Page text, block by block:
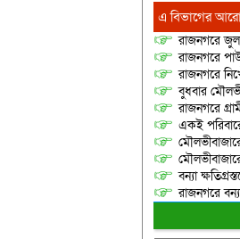
এ বিভাগের
রাজনগরে
রাজনগরে
রাজনগরে
বুধবার
রাজনগরে
একই
বন্যা
রাজনগরে